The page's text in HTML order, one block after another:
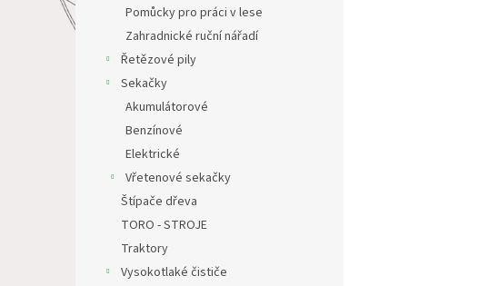
Pomůcky pro práci v lese
Zahradnické ruční nářadí
Řetězové pily
Sekačky
Akumulátorové
Benzínové
Elektrické
Vřetenové sekačky
Štípače dřeva
TORO - STROJE
Traktory
Vysokotlaké čističe